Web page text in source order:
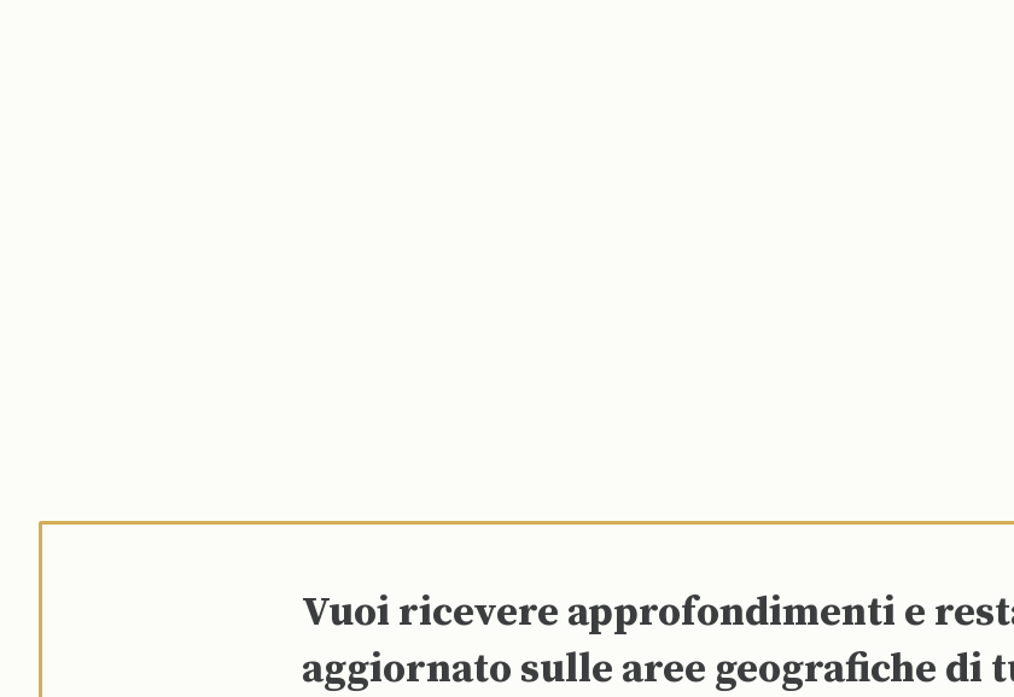
Vuoi ricevere approfondimenti e
aggiornato sulle aree geografiche di